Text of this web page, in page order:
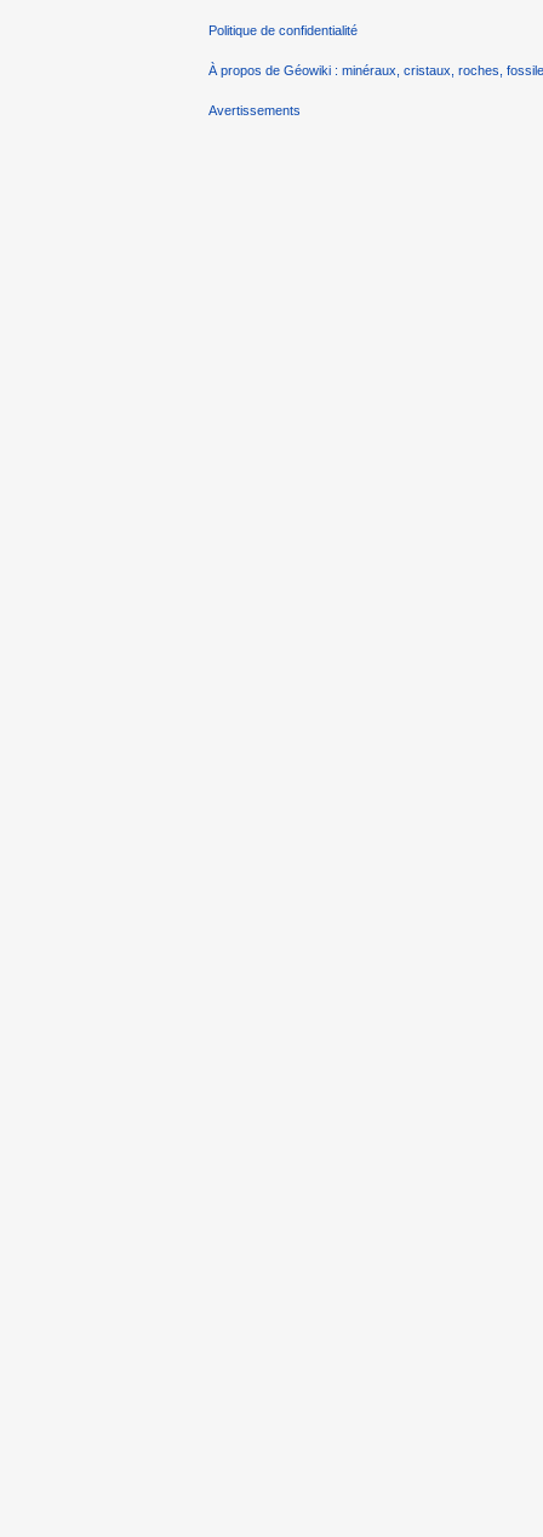
Politique de confidentialité
À propos de Géowiki : minéraux, cristaux, roches,
Avertissements